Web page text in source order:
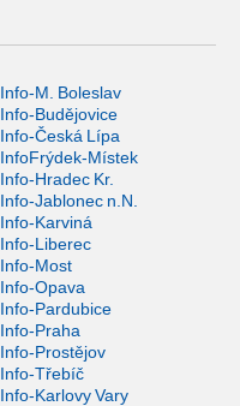
Info-M. Boleslav
Info-Budějovice
Info-Česká Lípa
InfoFrýdek-Místek
Info-Hradec Kr.
Info-Jablonec n.N.
Info-Karviná
Info-Liberec
Info-Most
Info-Opava
Info-Pardubice
Info-Praha
Info-Prostějov
Info-Třebíč
Info-Karlovy Vary